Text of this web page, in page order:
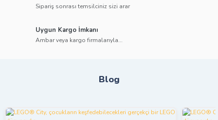
Sipariş sonrası temsilciniz sizi arar
Uygun Kargo İmkanı
Ambar veya kargo firmalarıyla...
Blog